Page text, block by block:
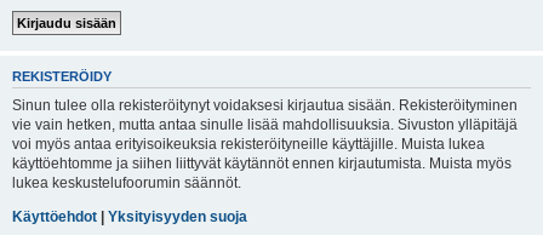
REKISTERÖIDY
Sinun tulee olla rekisteröitynyt voidaksesi kirjautua sisään. Rekisteröityminen
vie vain hetken, mutta antaa sinulle lisää mahdollisuuksia. Sivuston ylläpitäjä
voi myös antaa erityisoikeuksia rekisteröityneille käyttäjille. Muista lukea
käyttöehtomme ja siihen liittyvät käytännöt ennen kirjautumista. Muista myös
lukea keskustelufoorumin säännöt.
Käyttöehdot | Yksityisyyden suoja